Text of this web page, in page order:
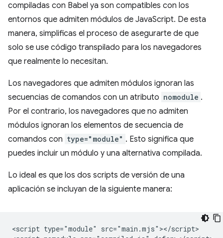
compiladas con Babel ya son compatibles con los
entornos que admiten módulos de JavaScript. De esta
manera, simplificas el proceso de asegurarte de que
solo se use código transpilado para los navegadores
que realmente lo necesitan.
Los navegadores que admiten módulos ignoran las
secuencias de comandos con un atributo nomodule .
Por el contrario, los navegadores que no admiten
módulos ignoran los elementos de secuencia de
comandos con type="module" . Esto significa que
puedes incluir un módulo y una alternativa compilada.
Lo ideal es que los dos scripts de versión de una
aplicación se incluyan de la siguiente manera:
<script type="module" src="main.mjs"></script>